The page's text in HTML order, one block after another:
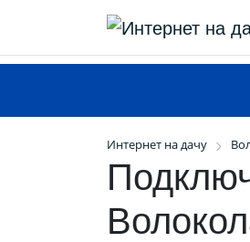
Интернет на дачу